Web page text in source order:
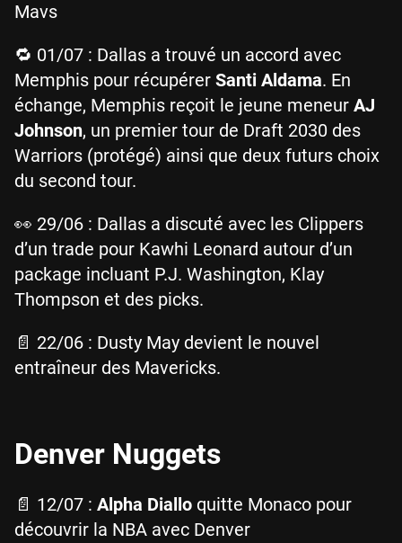
Mavs
🔁 01/07 : Dallas a trouvé un accord avec
Memphis pour récupérer Santi Aldama. En
échange, Memphis reçoit le jeune meneur AJ
Johnson, un premier tour de Draft 2030 des
Warriors (protégé) ainsi que deux futurs choix
du second tour.
👀 29/06 : Dallas a discuté avec les Clippers
d’un trade pour Kawhi Leonard autour d’un
package incluant P.J. Washington, Klay
Thompson et des picks.
📄 22/06 : Dusty May devient le nouvel
entraîneur des Mavericks.
Denver Nuggets
📄 12/07 : Alpha Diallo quitte Monaco pour
découvrir la NBA avec Denver